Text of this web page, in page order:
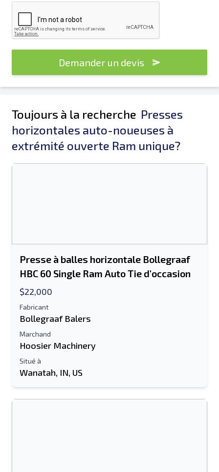
Demander un devis
Toujours à la recherche Presses
horizontales auto-noueuses à
extrémité ouverte Ram unique?
Presse à balles horizontale Bollegraaf
HBC 60 Single Ram Auto Tie d'occasion
$22,000
Fabricant
Bollegraaf Balers
Marchand
Hoosier Machinery
Situé à
Wanatah, IN, US